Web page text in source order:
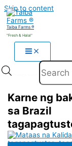
Skip to content
Taiba Farms ®
"Fresh & Halal"
Karne ng
sa Brazil